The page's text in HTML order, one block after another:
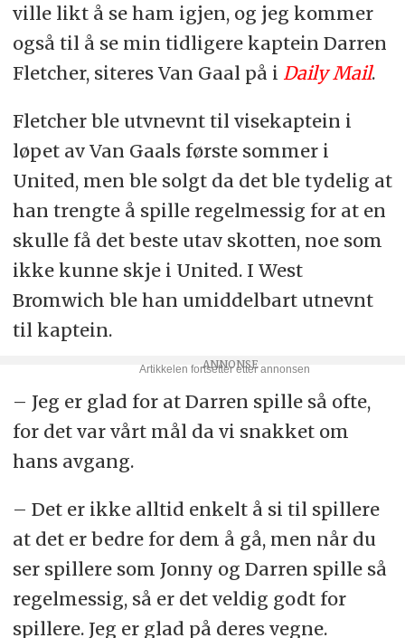
ville likt å se ham igjen, og jeg kommer
også til å se min tidligere kaptein Darren
Fletcher, siteres Van Gaal på i Daily Mail.
Fletcher ble utvnevnt til visekaptein i
løpet av Van Gaals første sommer i
United, men ble solgt da det ble tydelig at
han trengte å spille regelmessig for at en
skulle få det beste utav skotten, noe som
ikke kunne skje i United. I West
Bromwich ble han umiddelbart utnevnt
til kaptein.
– Jeg er glad for at Darren spille så ofte,
for det var vårt mål da vi snakket om
hans avgang.
– Det er ikke alltid enkelt å si til spillere
at det er bedre for dem å gå, men når du
ser spillere som Jonny og Darren spille så
regelmessig, så er det veldig godt for
spillere. Jeg er glad på deres vegne.